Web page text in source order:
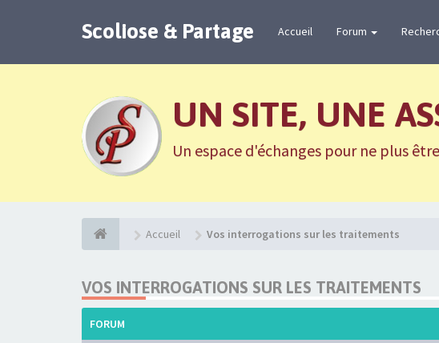
Scoliose & Partage Accueil Forum
UN SITE, UNE
Un espace d'échanges pour ne plus
Accueil Vos interrogations sur les traitements
VOS INTERROGATIONS SUR LES TRAITEMENTS
FORUM